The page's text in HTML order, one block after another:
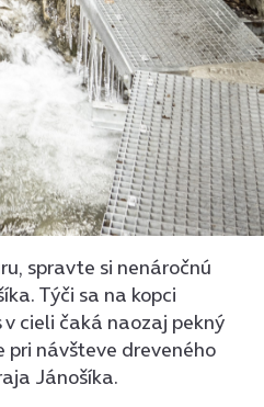
spravte si nenáročnú
Týči sa na kopci
cieli čaká naozaj pekný
návšteve dreveného
Jánošíka.